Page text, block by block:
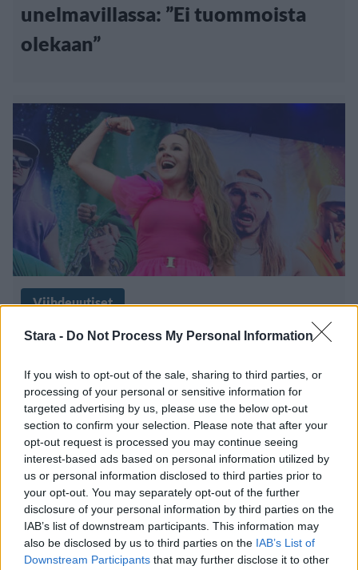
Stara - Do Not Process My Personal Information
If you wish to opt-out of the sale, sharing to third parties, or
processing of your personal or sensitive information for
targeted advertising by us, please use the below opt-out
section to confirm your selection. Please note that after your
opt-out request is processed you may continue seeing
interest-based ads based on personal information utilized by
us or personal information disclosed to third parties prior to
your opt-out. You may separately opt-out of the further
disclosure of your personal information by third parties on the
IAB’s list of downstream participants. This information may
also be disclosed by us to third parties on the IAB’s List of
Downstream Participants that may further disclose it to other
unelmavillassa: ”Ei tuommoista
olekaan”
Viihdeuutiset
6.2.2026, 8:11
Portion Boysin Tiina Forsby
pinkeissä rantatunnelmissa